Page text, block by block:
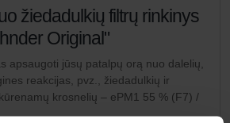
žiedadulkių filtrų rinkinys
Original"
apsaugoti jūsų patalpų orą nuo dalelių,
reakcijas, pvz., žiedadulkių ir
krosnelių – ePM1 55 % (F7) /